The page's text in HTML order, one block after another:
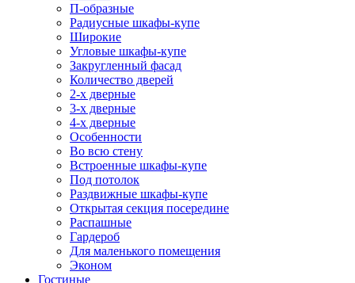
П-образные
Радиусные шкафы-купе
Широкие
Угловые шкафы-купе
Закругленный фасад
Количество дверей
2-х дверные
3-х дверные
4-х дверные
Особенности
Во всю стену
Встроенные шкафы-купе
Под потолок
Раздвижные шкафы-купе
Открытая секция посередине
Распашные
Гардероб
Для маленького помещения
Эконом
Гостиные